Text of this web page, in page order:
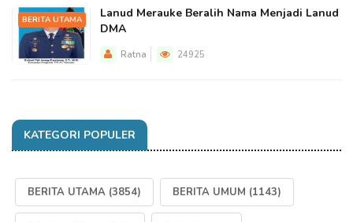
BERITA UTAMA
Lanud Merauke Beralih Nama Menjadi Lanud
DMA
Ratna 24925
KATEGORI POPULER
BERITA UTAMA (3854) BERITA UMUM (1143)